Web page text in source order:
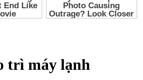
trì máy lạnh